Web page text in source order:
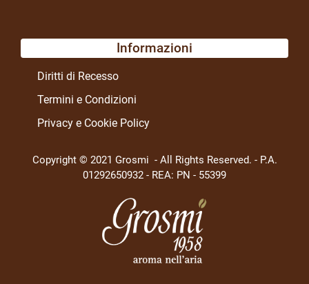
Informazioni
Diritti di Recesso
Termini e Condizioni
Privacy e Cookie Policy
Copyright © 2021 Grosmi - All Rights Reserved. - P.A.
01292650932 - REA: PN - 55399